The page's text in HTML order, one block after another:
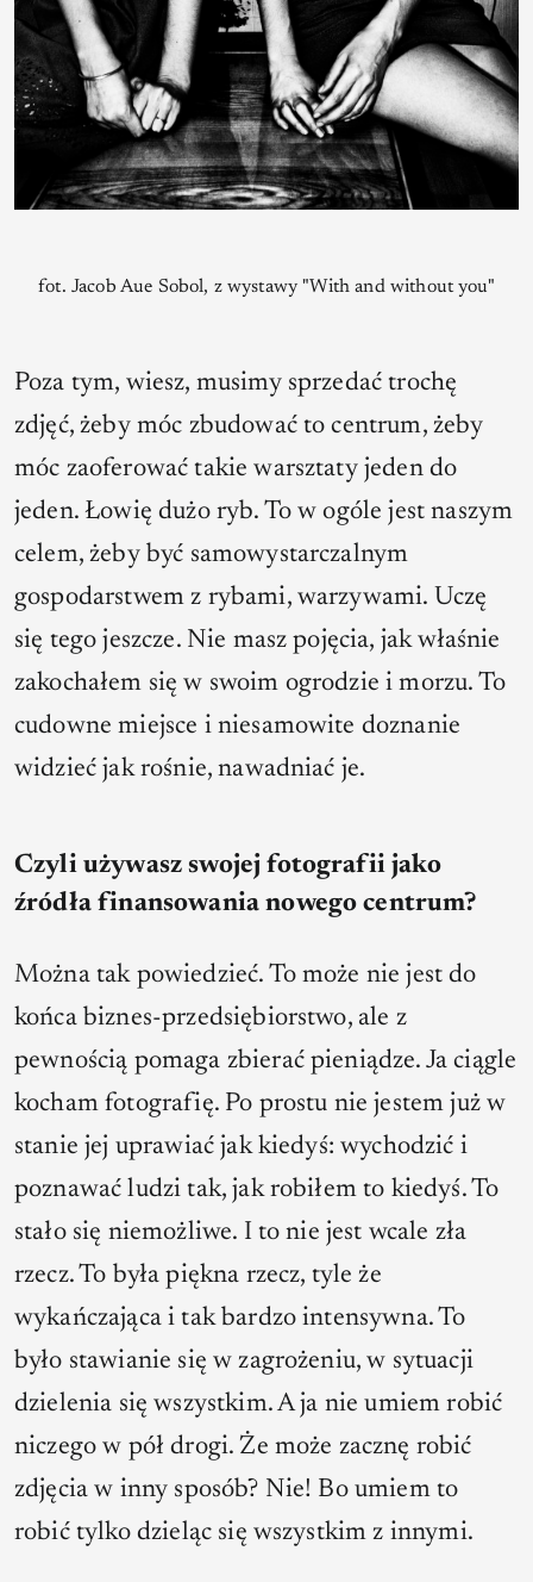
fot. Jacob Aue Sobol, z wystawy "With and without you"
Poza tym, wiesz, musimy sprzedać trochę
zdjęć, żeby móc zbudować to centrum, żeby
móc zaoferować takie warsztaty jeden do
jeden. Łowię dużo ryb. To w ogóle jest naszym
celem, żeby być samowystarczalnym
gospodarstwem z rybami, warzywami. Uczę
się tego jeszcze. Nie masz pojęcia, jak właśnie
zakochałem się w swoim ogrodzie i morzu. To
cudowne miejsce i niesamowite doznanie
widzieć jak rośnie, nawadniać je.
Czyli używasz swojej fotografii jako
źródła finansowania nowego centrum?
Można tak powiedzieć. To może nie jest do
końca biznes-przedsiębiorstwo, ale z
pewnością pomaga zbierać pieniądze. Ja ciągle
kocham fotografię. Po prostu nie jestem już w
stanie jej uprawiać jak kiedyś: wychodzić i
poznawać ludzi tak, jak robiłem to kiedyś. To
stało się niemożliwe. I to nie jest wcale zła
rzecz. To była piękna rzecz, tyle że
wykańczająca i tak bardzo intensywna. To
było stawianie się w zagrożeniu, w sytuacji
dzielenia się wszystkim. A ja nie umiem robić
niczego w pół drogi. Że może zacznę robić
zdjęcia w inny sposób? Nie! Bo umiem to
robić tylko dzieląc się wszystkim z innymi.